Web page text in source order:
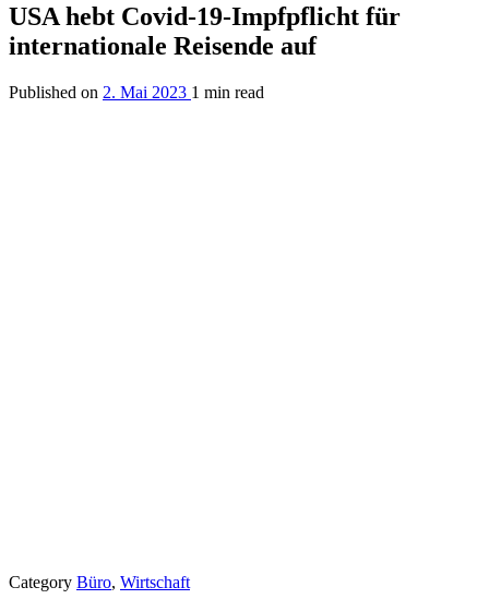
USA hebt Covid-19-Impfpflicht für
internationale Reisende auf
Published on 2. Mai 2023 1 min read
Category Büro, Wirtschaft